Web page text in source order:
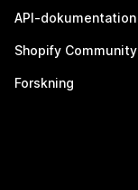
API-dokumentation
Shopify Community
Forskning